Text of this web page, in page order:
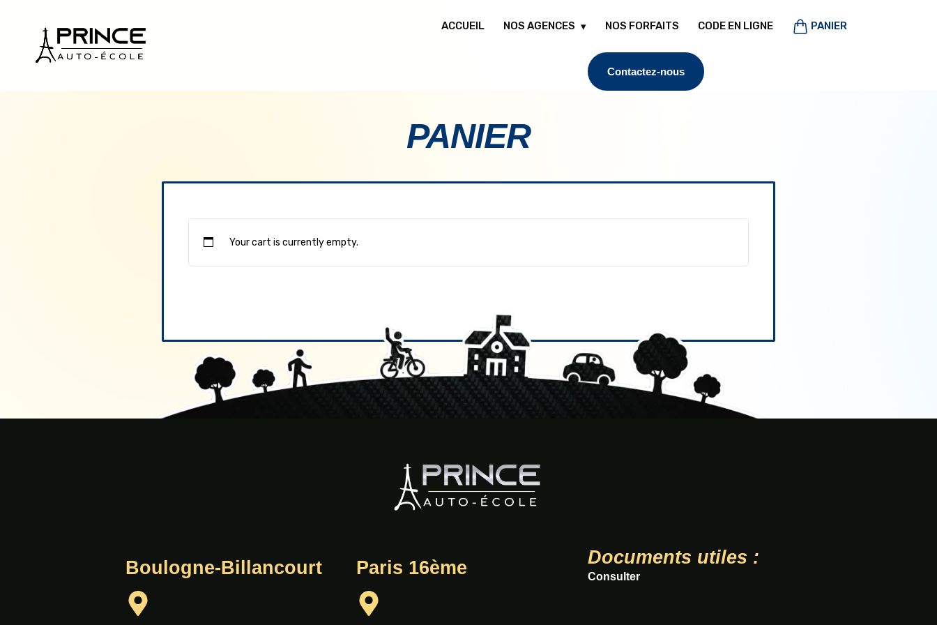
ACCUEIL NOS AGENCES NOS FORFAITS CODE EN LIGNE PANIER
Contactez-nous
PANIER
Your cart is currently empty.
Boulogne-Billancourt Paris 16ème Documents utiles :
Consulter